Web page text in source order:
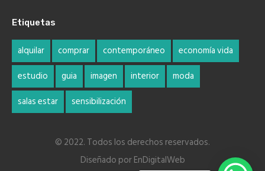
Etiquetas
alquilar comprar contemporáneo
economía vida
estudio
guia imagen interior
moda
salas estar
sensibilización
© 2022. Todos los derechos reservados.
Diseñado porEnDigitalWeb